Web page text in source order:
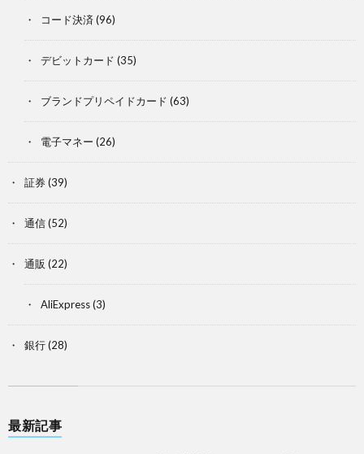
コード決済 (96)
デビットカード (35)
ブランドプリペイドカード (63)
電子マネー (26)
証券(39)
通信(52)
通販 (22)
AliExpress(3)
銀行(28)
最新記事